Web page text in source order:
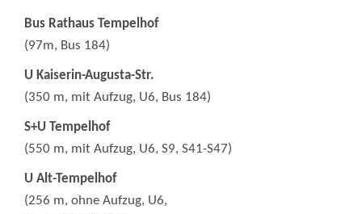
Bus Rathaus Tempelhof
(97m, Bus 184)
U Kaiserin-Augusta-Str.
(350 m, mit Aufzug, U6, Bus 184)
S+U Tempelhof
(550 m, mit Aufzug, U6, S9, S41-S47)
U Alt-Tempelhof
(256 m, ohne Aufzug, U6,